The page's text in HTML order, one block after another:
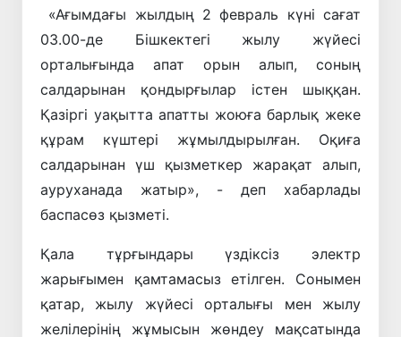
«Ағымдағы жылдың 2 февраль күні сағат
03.00-де Бішкектегі жылу жүйесі
орталығында апат орын алып, соның
салдарынан қондырғылар істен шыққан.
Қазіргі уақытта апатты жоюға барлық жеке
құрам күштері жұмылдырылған. Оқиға
салдарынан үш қызметкер жарақат алып,
ауруханада жатыр», - деп хабарлады
баспасөз қызметі.
Қала тұрғындары үздіксіз электр
жарығымен қамтамасыз етілген. Сонымен
қатар, жылу жүйесі орталығы мен жылу
желілерінің жұмысын жөндеу мақсатында